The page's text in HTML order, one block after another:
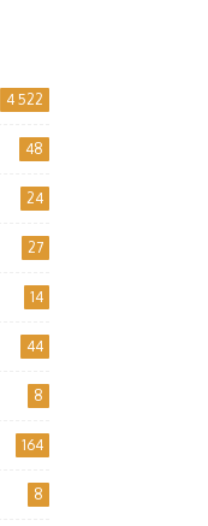
4 522
48
24
27
14
44
8
164
8